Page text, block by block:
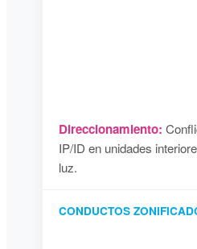
Direccionamiento:
IP/ID en unidades
luz.
CONDUCTOS